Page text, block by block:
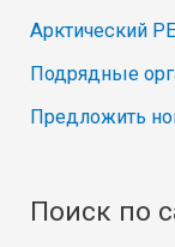
Арктический
Подрядные
Предложить
Поиск по